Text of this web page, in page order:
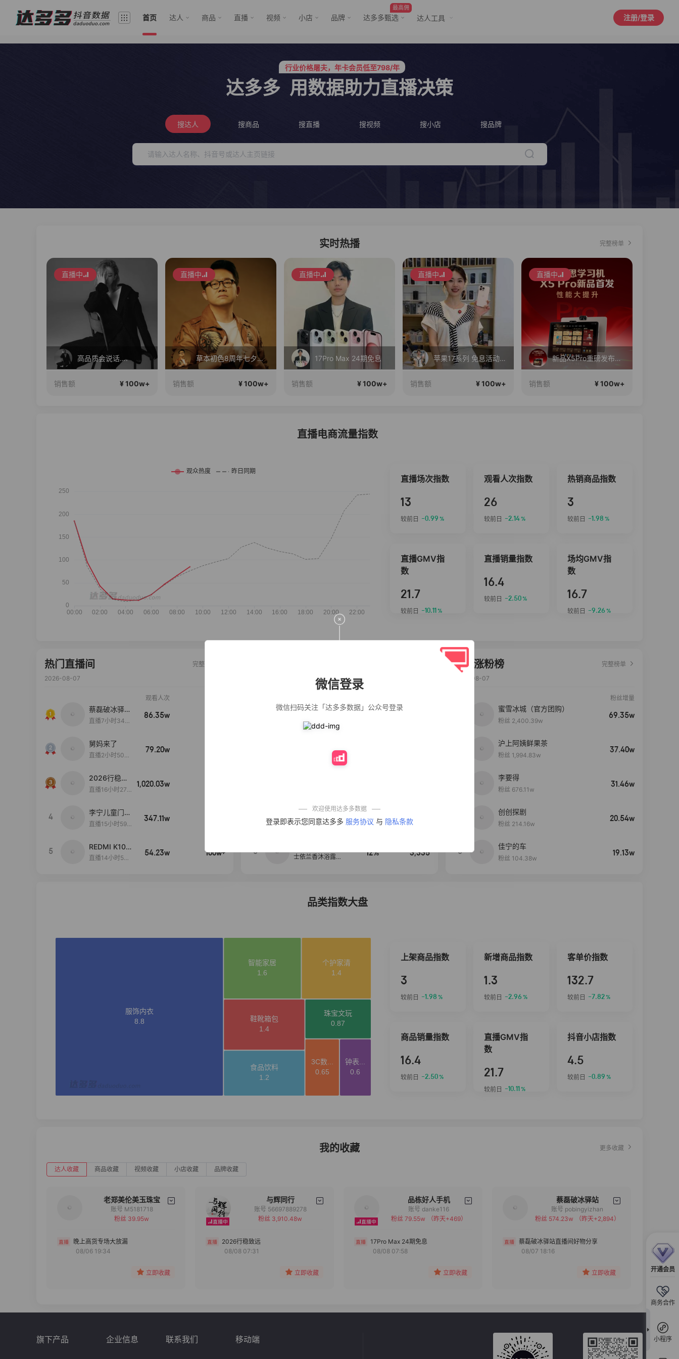
首页 达人 商品 直播 视频 小店 品牌
最高佣
达多多甄选 达人工具 注册/登录
开通会员
商务合作
小程序
微信登录
微信扫码关注「达多多数据」公众号登录
欢迎使用达多多数据
登录即表示您同意达多多 服务协议 与 隐私条款
服务三只羊、董先生等行业头部客户
行业价格屠夫，年卡会员低至798/年
服务三只羊、董先生等行业头部客户
行业价格屠夫，年卡会员低至798/年
达多多 用数据助力直播决策
搜达人 搜商品 搜直播 搜视频 搜小店 搜品牌
实时热播 完整榜单
直播中
高品质会说话….
销售额 ¥ 100w+
直播中
草本初色8周年七夕双节超大惊喜，专柜品质杨紫同款三件不过百
销售额 ¥ 100w+
直播中
17Pro Max 24期免息
销售额 ¥ 100w+
直播中
苹果17系列 免息活动开始啦！
销售额 ¥ 100w+
直播中
新品X5Pro重磅发布！性能大提升！首发补贴还送千元好礼！
销售额 ¥ 100w+
直播电商流量指数
直播场次指数
13
较前日 -0.99 %
观看人次指数
26
较前日 -2.14%
热销商品指数
3
较前日 -1.98 %
直播GMV指
数
21.7
较前日 -10.11 %
直播销量指数
16.4
较前日 -2.50%
场均GMV指
数
16.7
较前日 -9.26 %
热门直播间
完整榜单
2026-08-07
观看人次
蔡磊破冰驿站
直播间好物分
直播7小时34分
86.35w
舅妈来了
直播2小时50分
79.20w
2026行稳致
远
直播16小时27
1,020.03w
4
李宁儿童门店
爆款赤兔8pr
了，全网销冠
刷新历史底价
直播15小时59
347.11w
5
REDMI K100
Pro系列新品
直播14小时59
54.23w 100w+
公仔牌顽渍净洗
污渍除菌除螨3倍
净厨房油烟机去
重油污去油王污
免煮开袋即食劲
麦醉侠 湿凉皮7袋
*310g/袋红油麻
5% 3,554
5
士依兰香沐浴露
12% 3,335
达人涨粉榜
完整榜单
2026-08-07
粉丝增量
蜜雪冰城（官方团购）
粉丝 2,400.39w
69.35w
沪上阿姨鲜果茶
粉丝 1,994.83w
37.40w
李要得
粉丝 676.11w
31.46w
创创探剧
粉丝 214.16w
20.54w
5
佳宁的车
粉丝 104.38w
19.13w
品类指数大盘
上架商品指数
3
较前日 -1.98 %
新增商品指数
1.3
较前日 -2.96 %
客单价指数
132.7
较前日 -7.82%
商品销量指数
16.4
较前日 -2.50%
直播GMV指
数
21.7
较前日 -10.11 %
抖音小店指数
4.5
较前日 -0.89 %
我的收藏 更多收藏
达人收藏 商品收藏 视频收藏 小店收藏 品牌收藏
老郑美伦美玉珠宝
备注
分组
账号 M5181718
粉丝 39.95w
晚上高货专场大放漏
08/06 19:34
立即收藏
与辉同行
备注
账号 56697889278
粉丝 3,910.48w
2026行稳致远
08/08 07:31
立即收藏
品栋好人手机
备注
分组
账号 danke116
粉丝 79.55w
（昨天+469）
17Pro Max 24期免息
08/08 07:58
立即收藏
蔡磊破冰驿站
备注
分组
账号 pobingyizhan
粉丝 574.23w
（昨天+2,894）
蔡磊破冰驿站直播间好物分享
08/07 18:16
立即收藏
旗下产品 企业信息 联系我们 移动端